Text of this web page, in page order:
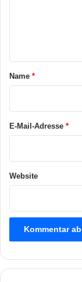
n
b
e
n
e
a
a
r
Name *
E-Mail-Adresse *
Website